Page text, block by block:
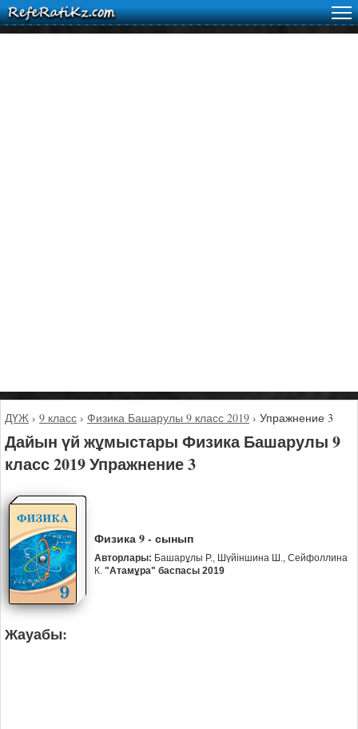
ДҮЖ › 9 класс › Физика Башарулы 9 класс 2019 › Упражнение 3
Дайын үй жұмыстары Физика Башарулы 9
класс 2019 Упражнение 3
Физика 9 - сынып
Авторлары: Башарұлы Р., Шүйіншина Ш., Сейфоллина
К. "Атамұра" баспасы 2019
Жауабы: